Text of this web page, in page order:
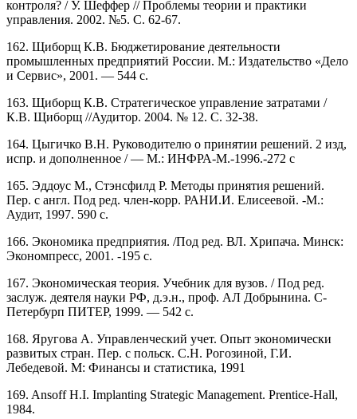
контроля? / У. Шеффер // Проблемы теории и практики
управления. 2002. №5. С. 62-67.
162. Щиборщ К.В. Бюджетирование деятельности
промышленных предприятий России. М.: Издательство «Дело
и Сервис», 2001. — 544 с.
163. Щиборщ К.В. Стратегическое управление затратами /
К.В. Щиборщ //Аудитор. 2004. № 12. С. 32-38.
164. Цыгичко В.Н. Руководителю о принятии решений. 2 изд,
испр. и дополненное / — М.: ИНФРА-М.-1996.-272 с
165. Эддоус М., Стэнсфилд Р. Методы принятия решений.
Пер. с англ. Под ред. член-корр. РАНИ.И. Елисеевой. -М.:
Аудит, 1997. 590 с.
166. Экономика предприятия. /Под ред. ВЛ. Хрипача. Минск:
Экономпресс, 2001. -195 с.
167. Экономическая теория. Учебник для вузов. / Под ред.
заслуж. деятеля науки РФ, д.э.н., проф. АЛ Добрынина. С-
Петербурп ПИТЕР, 1999. — 542 с.
168. Яругова А. Управленческий учет. Опыт экономически
развитых стран. Пер. с польск. С.Н. Рогозиной, Г.И.
Лебедевой. М: Финансы и статистика, 1991
169. Ansoff H.I. Implanting Strategic Management. Prentice-Hall,
1984.